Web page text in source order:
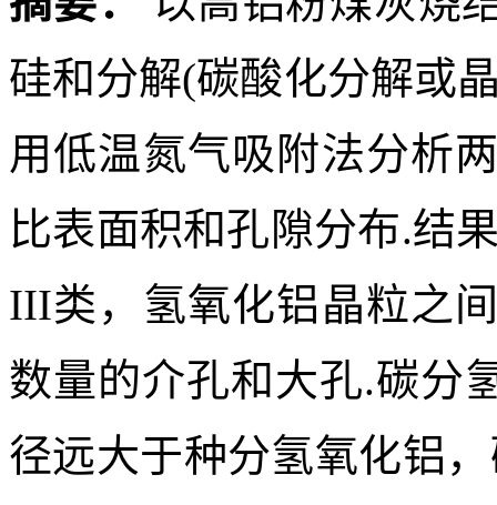
硅和分解(碳酸化分解或
用低温氮气吸附法分析
比表面积和孔隙分布.结
III类，氢氧化铝晶粒之
数量的介孔和大孔.碳分
径远大于种分氢氧化铝